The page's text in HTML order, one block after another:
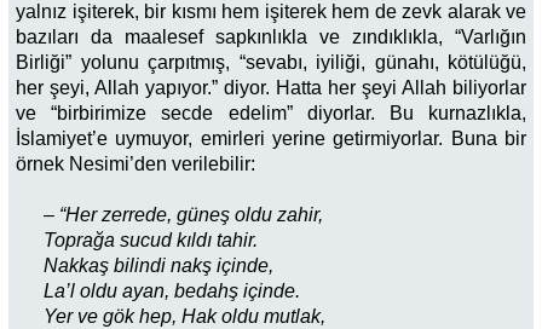
yalnız işiterek, bir kısmı hem işiterek hem de zevk alarak ve
bazıları da maalesef sapkınlıkla ve zındıklıkla, “Varlığın
Birliği” yolunu çarpıtmış, “sevabı, iyiliği, günahı, kötülüğü,
her şeyi, Allah yapıyor.” diyor. Hatta her şeyi Allah biliyorlar
ve “birbirimize secde edelim” diyorlar. Bu kurnazlıkla,
İslamiyet’e uymuyor, emirleri yerine getirmiyorlar. Buna bir
örnek Nesimi’den verilebilir:
– “Her zerrede, güneş oldu zahir,
Toprağa sucud kıldı tahir.
Nakkaş bilindi nakş içinde,
La’l oldu ayan, bedahş içinde.
Yer ve gök hep, Hak oldu mutlak,